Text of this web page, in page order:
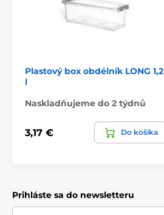
Plastový box obdélník LONG 1,2
l
Naskladňujeme do 2 týdnů
3,17 € Do košíka
Prihláste sa do newsletteru